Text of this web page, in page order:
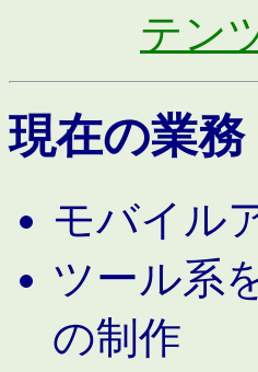
テン
現在の業務
モバイル
ツール系
の制作